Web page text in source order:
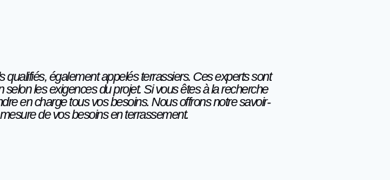
qualifiés, également appelés terrassiers. Ces experts sont
les exigences du projet. Si vous êtes à la recherche
en charge tous vos besoins. Nous offrons notre savoir-
de vos besoins en terrassement.